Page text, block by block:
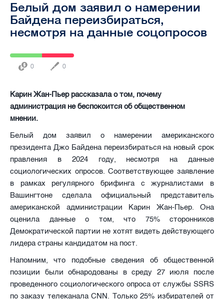
Белый дом заявил о намерении
Байдена переизбираться,
несмотря на данные соцопросов
0 0
Карин Жан-Пьер рассказала о том, почему
администрация не беспокоится об общественном
мнении.
Белый дом заявил о намерении американского
президента Джо Байдена переизбираться на новый срок
правления в 2024 году, несмотря на данные
социологических опросов. Соответствующее заявление
в рамках регулярного брифинга с журналистами в
Вашингтоне сделала официальный представитель
американской администрации Карин Жан-Пьер. Она
оценила данные о том, что 75% сторонников
Демократической партии не хотят видеть действующего
лидера страны кандидатом на пост.
Напомним, что подобные сведения об общественной
позиции были обнародованы в среду 27 июля после
проведенного социологического опроса от службы SSRS
по заказу телеканала CNN. Только 25% избирателей от